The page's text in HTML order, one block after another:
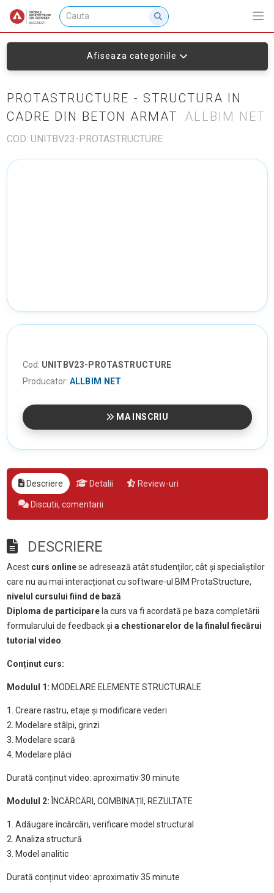
Afiseaza categoriile
PROTASTRUCTURE - STRUCTURA IN
CADRE DIN BETON ARMAT
ALLBIM NET
COD: UNITBV23-PROTASTRUCTURE
Cod: UNITBV23-PROTASTRUCTURE
Producator: ALLBIM NET
MA INSCRIU
Descriere Detalii Review-uri
Discutii, comentarii
DESCRIERE
Acest curs onlinese adresează atât studenților, cât și specialiștilor
care nu au mai interacționat cu software-ul BIM ProtaStructure,
nivelul cursului fiind de bază
Diploma de participarela curs va fi acordată pe baza completării
formularului de feedback și a chestionarelor de la finalul fiecărui
tutorial video
Conținut curs:
Modulul 1: MODELARE ELEMENTE STRUCTURALE
1. Creare rastru, etaje și modificare vederi
2. Modelare stâlpi, grinzi
3. Modelare scară
4. Modelare plăci
Durată conținut video: aproximativ 30 minute
Modulul 2: ÎNCĂRCĂRI, COMBINAȚII, REZULTATE
1. Adăugare încărcări, verificare model structural
2. Analiza structură
3. Model analitic
Durată conținut video: aproximativ 35 minute